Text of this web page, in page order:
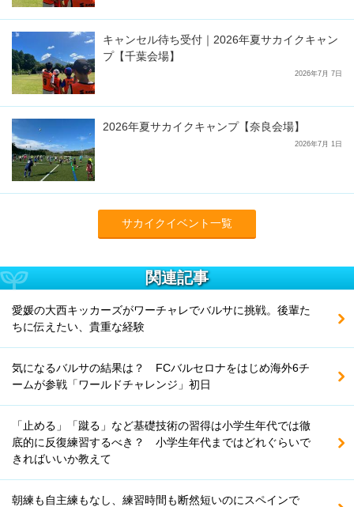
キャンセル待ち受付｜2026年夏サカイクキャン
プ【千葉会場】
2026年7月 7日
2026年夏サカイクキャンプ【奈良会場】
2026年7月 1日
サカイクイベント一覧
関連記事
愛媛の大西キッカーズがワーチャレでバルサに挑戦。後輩た
ちに伝えたい、貴重な経験
気になるバルサの結果は？ FCバルセロナをはじめ海外6チ
ームが参戦「ワールドチャレンジ」初日
「止める」「蹴る」など基礎技術の習得は小学生年代では徹
底的に反復練習するべき？ 小学生年代まではどれぐらいで
きればいいか教えて
朝練も自主練もなし、練習時間も断然短いのにスペインで